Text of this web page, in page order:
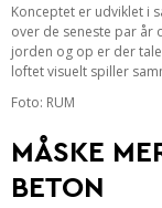
Konceptet er udviklet i
over de seneste par år
jorden og op er der
loftet visuelt spiller
Foto: RUM
MÅSKE
BETON